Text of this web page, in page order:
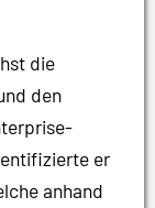
die
den
er
anhand